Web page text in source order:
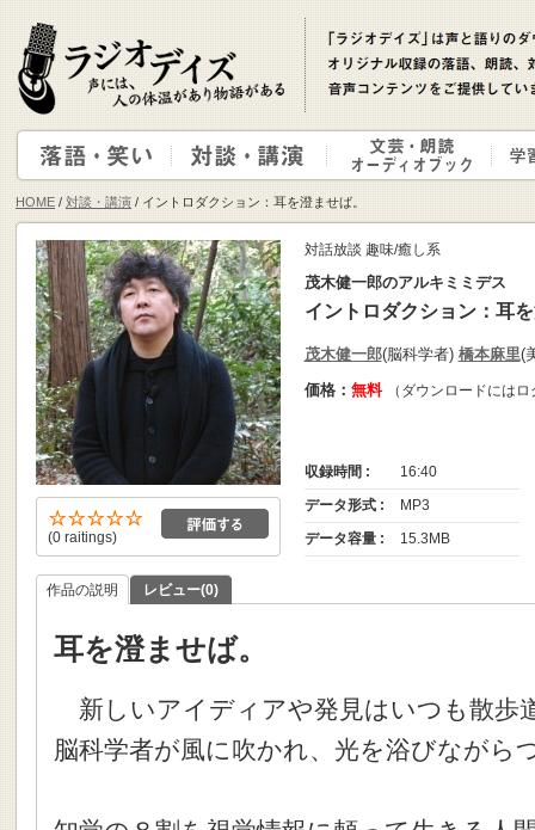
HOME / 対談・講演 / イントロダクション：耳を澄ませば。
(0 raitings)
対話放談 趣味/癒し系
茂木健一郎のアルキミミデス
イントロダクション：耳
茂木健一郎(脳科学者) 橋本麻里(
価格： 無料 （ダウンロードには
収録時間 :
16:40
データ形式 :
MP3
データ容量 :
15.3MB
作品の説明 レビュー(0)
耳を澄ませば。
新しいアイディアや発見はいつも散歩
脳科学者が風に吹かれ、光を浴びながら